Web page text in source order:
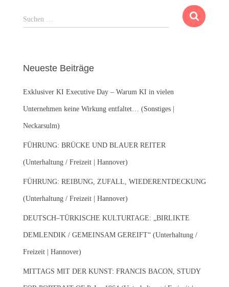
S
u
n
a
c
:
Suchen …
Neueste Beiträge
Exklusiver KI Executive Day – Warum KI in vielen
Unternehmen keine Wirkung entfaltet… (Sonstiges |
Neckarsulm)
FÜHRUNG: BRÜCKE UND BLAUER REITER
(Unterhaltung / Freizeit | Hannover)
FÜHRUNG: REIBUNG, ZUFALL, WIEDERENTDECKUNG
(Unterhaltung / Freizeit | Hannover)
DEUTSCH–TÜRKISCHE KULTURTAGE: „BIRLIKTE
DEMLENDIK / GEMEINSAM GEREIFT“ (Unterhaltung /
Freizeit | Hannover)
MITTAGS MIT DER KUNST: FRANCIS BACON, STUDY